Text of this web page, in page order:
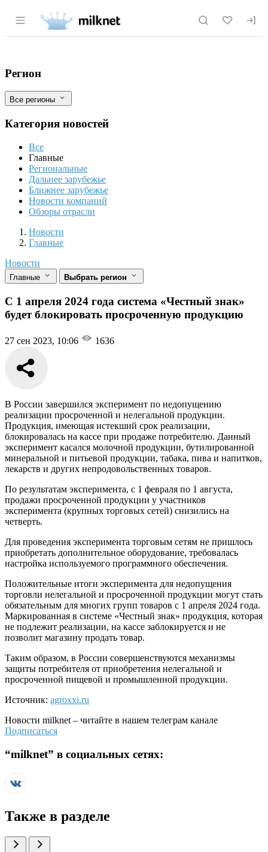
Раздел навигации по сайту milknet.ru
С 1 апреля 2024 года система
Фильтры
Регион
Все регионы
Категория новостей
Все
Главные
Региональные
Дальнее зарубежье
Ближнее зарубежье
Новости компаний
Обзоры отрасли
Новости
Разделы
Новости
Главные
Новости
Главные Выбрать регион
С 1 апреля 2024 года система «Честный знак»
будет блокировать просроченную продукцию
27 сен 2023, 10:06 1636
В России завершился эксперимент по недопущению
реализации просроченной и нелегальной продукции.
Продукция, имеющая истекший срок реализации,
блокировалась на кассе при продаже потребителю. Данный
эксперимент касался молочной продукции, бутилированной
минеральной и питьевой продукции, табака, пива и напитков,
лекарств и других непродовольственных товаров.
По результатам эксперимента, с 1 февраля по 1 августа,
продажи просроченной продукции у участников
эксперимента (крупных торговых сетей) снизились на
четверть.
Для проведения эксперимента торговым сетям не пришлось
приобретать дополнительное оборудование, требовалась
настройка используемого программного обеспечения.
Положительные итоги эксперимента для недопущения
торговли нелегальной и просроченной продукции могут стать
обязательным для многих групп товаров с 1 апреля 2024 года.
Маркированная в системе «Честный знак» продукция, которая
не подлежит реализации, на кассе заблокируется и не
позволит магазину продать товар.
Таким образом, в России совершенствуются механизмы
защиты потребителя от приобретения нелегальной и
просроченной пищевой и промышленной продукции.​
Источник: agroxxi.ru
Новости milknet – читайте в нашем телеграм канале
Подписаться
“milknet” в социальных сетях:
Также в разделе